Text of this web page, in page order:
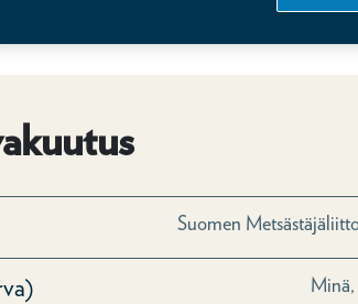
300 000 € korvaussumma – myös pariturvaan.
Suomen
Minä,